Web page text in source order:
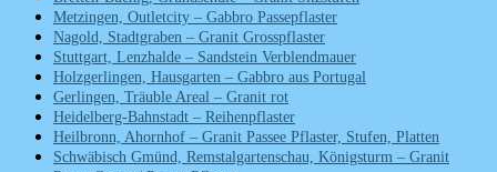
Metzingen, Outletcity – Gabbro Passepflaster
Nagold, Stadtgraben – Granit Grosspflaster
Stuttgart, Lenzhalde – Sandstein Verblendmauer
Holzgerlingen, Hausgarten – Gabbro aus Portugal
Gerlingen, Träuble Areal – Granit rot
Heidelberg-Bahnstadt – Reihenpflaster
Heilbronn, Ahornhof – Granit Passee Pflaster, Stufen, Platten
Schwäbisch Gmünd, Remstalgartenschau, Königsturm – Granit